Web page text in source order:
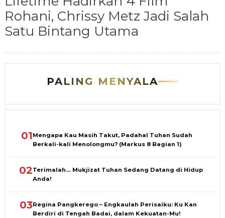
Rohani, Chrissy Metz Jadi Salah
Satu Bintang Utama
PALING MENYALA
01Mengapa Kau Masih Takut, Padahal Tuhan Sudah
Berkali-kali Menolongmu? (Markus 8 Bagian 1)
02Terimalah… Mukjizat Tuhan Sedang Datang di Hidup
Anda!
03Regina Pangkerego – Engkaulah Perisaiku: Ku Kan
Berdiri di Tengah Badai, dalam Kekuatan-Mu!